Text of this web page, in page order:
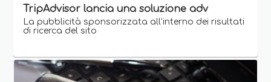
TripAdvisor lancia una soluzione adv
La pubblicità sponsorizzata all’interno dei risultati
di ricerca del sito